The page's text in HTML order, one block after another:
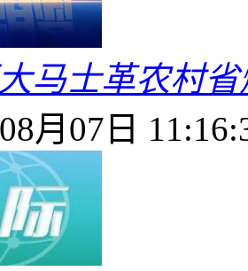
马士革农村
月07日